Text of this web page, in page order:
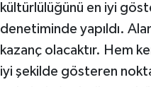
kültürlülüğünü en iyi
denetiminde yapıldı.
kazanç olacaktır. Hem
iyi şekilde gösteren